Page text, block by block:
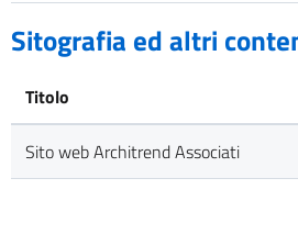
Sitografia ed altri
Titolo
Sito web Architrend Associati